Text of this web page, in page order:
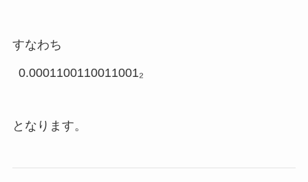
すなわち
となります。